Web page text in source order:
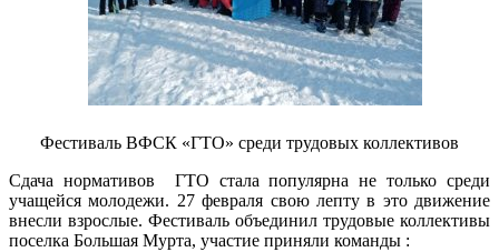
Фестиваль ВФСК «ГТО» среди трудовых коллективов
Сдача нормативов ГТО стала популярна не только среди
учащейся молодежи. 27 февраля свою лепту в это движение
внесли взрослые. Фестиваль объединил трудовые коллективы
поселка Большая Мурта, участие приняли команды :